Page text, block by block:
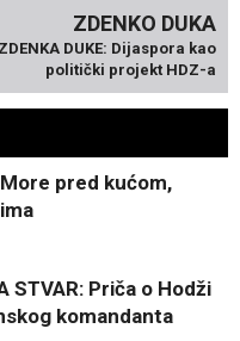
ZDENKO DUKA
DUKE: Dijaspora kao
politički projekt HDZ-a
More pred kućom,
STVAR: Priča o Hodži
komandanta